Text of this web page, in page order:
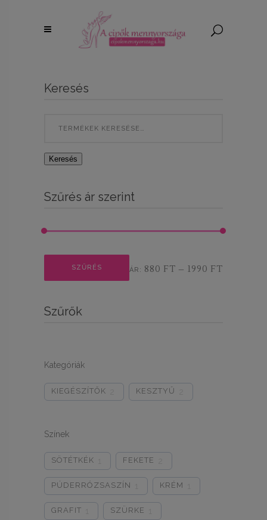
Keresés
Keresés
Szűrés ár szerint
SZŰRÉS ÁR: 880 FT — 1990 FT
Szűrők
Kategóriák
KIEGÉSZÍTŐK KESZTYŰ
Színek
SÖTÉTKÉK FEKETE
PÚDERRÓZSASZÍN KRÉM
GRAFIT SZÜRKE